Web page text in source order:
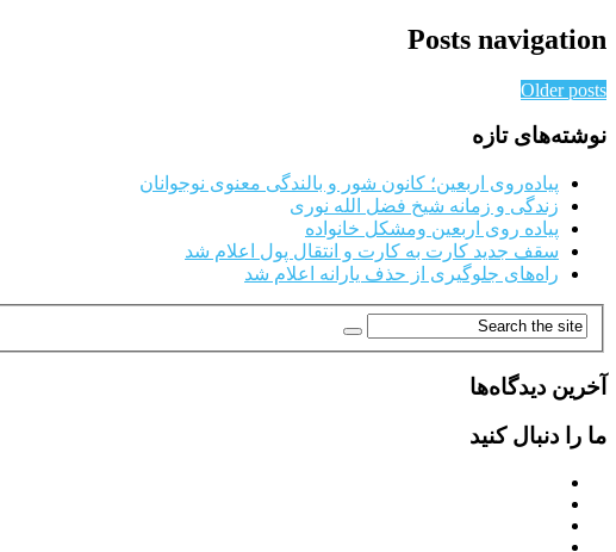
Posts navigation
Older posts
نوشته‌های تازه
پیاده‌روی اربعین؛ کانون شور و بالندگی معنوی نوجوانان
زندگی و زمانه شیخ فضل الله نوری
پیاده روی اربعین ومشکل خانواده
سقف جدید کارت به کارت و انتقال پول اعلام شد
راه‌های جلوگیری از حذف یارانه اعلام شد
آخرین دیدگاه‌ها
ما را دنبال کنید